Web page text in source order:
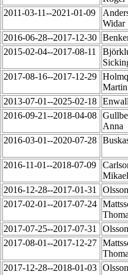
2011-03-11--2021-01-09
Widar
2016-06-28--2017-12-30
2015-02-04--2017-08-11
2017-08-16--2017-12-29
2013-07-01--2025-02-18
2016-09-21--2018-04-08
Anna
2016-03-01--2020-07-28
2016-11-01--2018-07-09
2016-12-28--2017-01-31
2017-02-01--2017-07-24
2017-07-25--2017-07-31
2017-08-01--2017-12-27
2017-12-28--2018-01-03